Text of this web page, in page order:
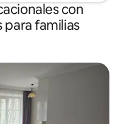
con
para familias